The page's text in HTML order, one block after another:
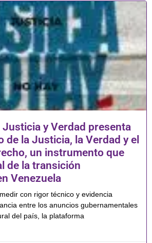
y Verdad presenta
de la Justicia, la Verdad y el
un instrumento que
de la transición
Venezuela
con rigor técnico y evidencia
entre los anuncios gubernamentales
del país, la plataforma